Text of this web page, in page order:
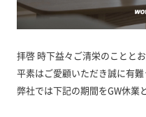
拝啓 時下益々ご清栄のことと
平素はご愛顧いただき誠に有難
弊社では下記の期間をGW休業